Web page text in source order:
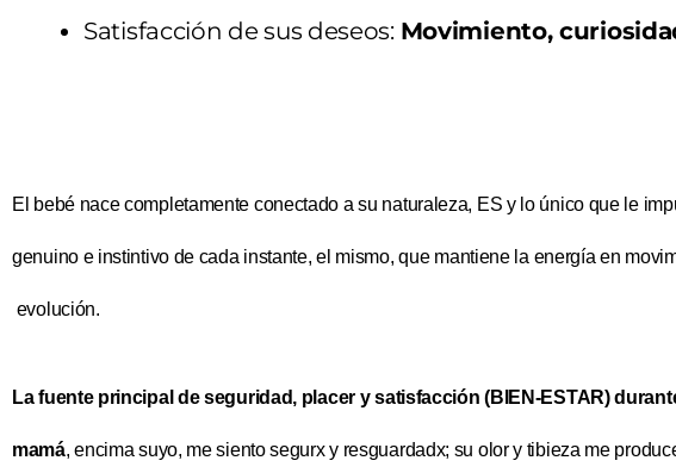
Satisfacción de sus deseos: Movimiento,
El bebé nace completamente conectado a su naturaleza, ES y lo único que le
genuino e instintivo de cada instante, el mismo, que mantiene la energía en
evolución.
La fuente principal de seguridad, placer y satisfacción (BIEN-ESTAR)
mamá, encima suyo, me siento segurx y resguardadx; su olor y tibieza me